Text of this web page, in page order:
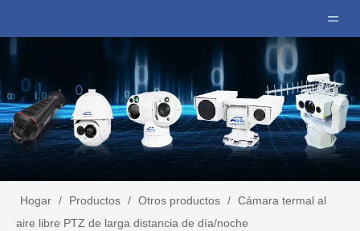
Hogar / Productos / Otros productos / Cámara termal al
aire libre PTZ de larga distancia de día/noche